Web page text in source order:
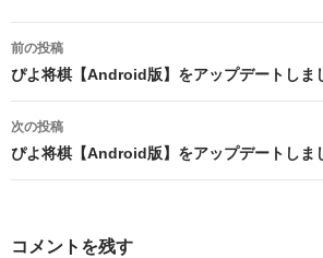
投
稿
ナ
ビ
前の投稿
ぴよ将棋【Android版】をアップデートしま
次の投稿
ぴよ将棋【Android版】をアップデートしま
コメントを残す